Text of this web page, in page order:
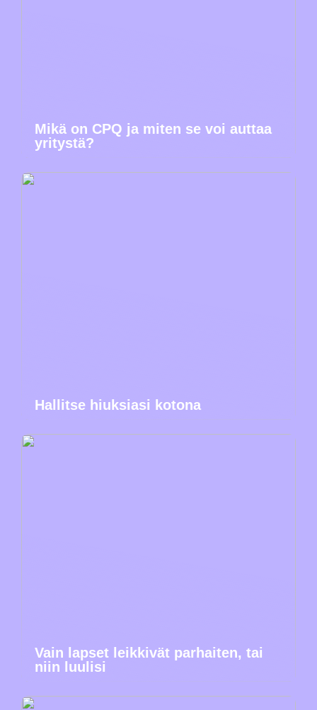
Mikä on CPQ ja miten se voi auttaa
yritystä?
Hallitse hiuksiasi kotona
Vain lapset leikkivät parhaiten, tai
niin luulisi